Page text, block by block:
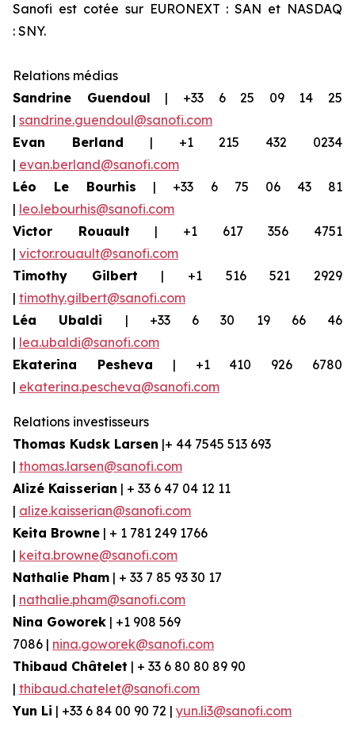
Sanofi est cotée sur EURONEXT : SAN et NASDAQ
: SNY.
Relations médias
Sandrine Guendoul | +33 6 25 09 14 25
| sandrine.guendoul@sanofi.com
Evan Berland | +1 215 432 0234
| evan.berland@sanofi.com
Léo Le Bourhis | +33 6 75 06 43 81
| leo.lebourhis@sanofi.com
Victor Rouault | +1 617 356 4751
| victor.rouault@sanofi.com
Timothy Gilbert | +1 516 521 2929
| timothy.gilbert@sanofi.com
Léa Ubaldi | +33 6 30 19 66 46
| lea.ubaldi@sanofi.com
Ekaterina Pesheva | +1 410 926 6780
| ekaterina.pescheva@sanofi.com
Relations investisseurs
Thomas Kudsk Larsen |+ 44 7545 513 693
| thomas.larsen@sanofi.com
Alizé Kaisserian | + 33 6 47 04 12 11
| alize.kaisserian@sanofi.com
Keita Browne | + 1 781 249 1766
| keita.browne@sanofi.com
Nathalie Pham | + 33 7 85 93 30 17
| nathalie.pham@sanofi.com
Nina Goworek | +1 908 569
7086 | nina.goworek@sanofi.com
Thibaud Châtelet | + 33 6 80 80 89 90
| thibaud.chatelet@sanofi.com
Yun Li | +33 6 84 00 90 72 | yun.li3@sanofi.com